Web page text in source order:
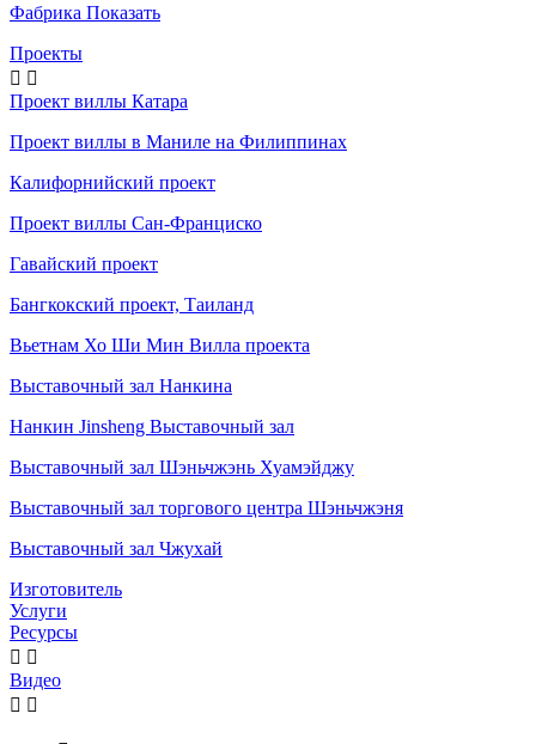
Фабрика Показать
Проекты
 
Проект виллы Катара
Проект виллы в Маниле на Филиппинах
Калифорнийский проект
Проект виллы Сан-Франциско
Гавайский проект
Бангкокский проект, Таиланд
Вьетнам Хо Ши Мин Вилла проекта
Выставочный зал Нанкина
Нанкин Jinsheng Выставочный зал
Выставочный зал Шэньчжэнь Хуамэйджу
Выставочный зал торгового центра Шэньчжэня
Выставочный зал Чжухай
Изготовитель
Услуги
Ресурсы
 
Видео
 